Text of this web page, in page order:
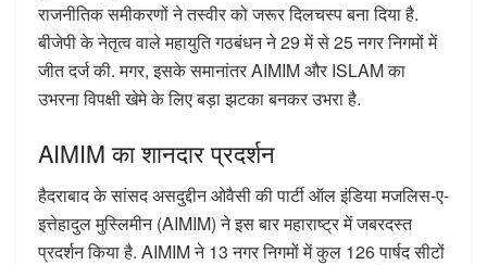
राजनीतिक समीकरणों ने तस्वीर को जरूर दिलचस्प बना दिया है.
बीजेपी के नेतृत्व वाले महायुति गठबंधन ने 29 में से 25 नगर निगमों में
जीत दर्ज की. मगर, इसके समानांतर AIMIM और ISLAM का
उभरना विपक्षी खेमे के लिए बड़ा झटका बनकर उभरा है.
AIMIM का शानदार प्रदर्शन
हैदराबाद के सांसद असदुद्दीन ओवैसी की पार्टी ऑल इंडिया मजलिस-ए-
इत्तेहादुल मुस्लिमीन (AIMIM) ने इस बार महाराष्ट्र में जबरदस्त
प्रदर्शन किया है. AIMIM ने 13 नगर निगमों में कुल 126 पार्षद सीटों